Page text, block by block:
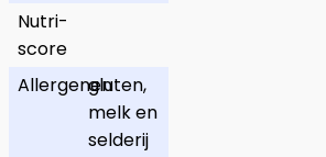
Nutri-
score
Allergenengluten,
melk en
selderij